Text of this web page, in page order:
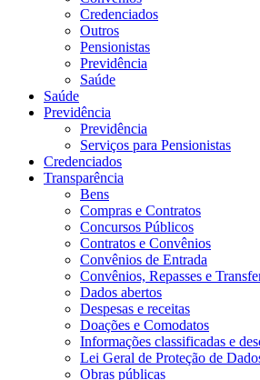
Credenciados
Outros
Pensionistas
Previdência
Saúde
Saúde
Previdência
Previdência
Serviços para Pensionistas
Credenciados
Transparência
Bens
Compras e Contratos
Concursos Públicos
Contratos e Convênios
Convênios de Entrada
Convênios, Repasses e
Dados abertos
Despesas e receitas
Doações e Comodatos
Informações classificadas e
Lei Geral de Proteção de
Obras públicas